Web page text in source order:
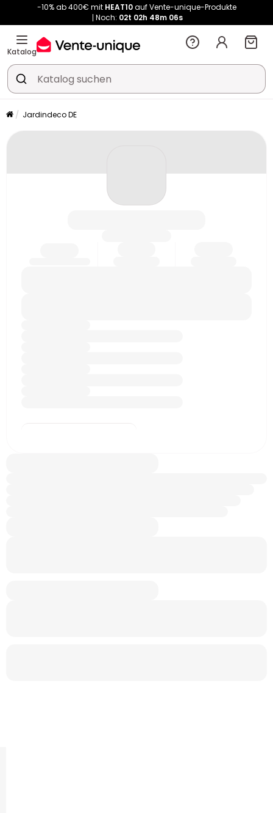
-10% ab 400€ mit HEAT10auf Vente-unique-Produkte
Noch: 02t 02h 48m 06s
-10% ab 400€ mitHEAT10auf Vente-unique-Produkte
Katalog
Jardindeco DE